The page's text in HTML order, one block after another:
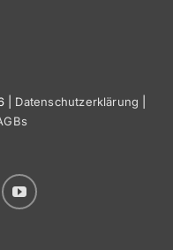
| Datenschutzerklärung